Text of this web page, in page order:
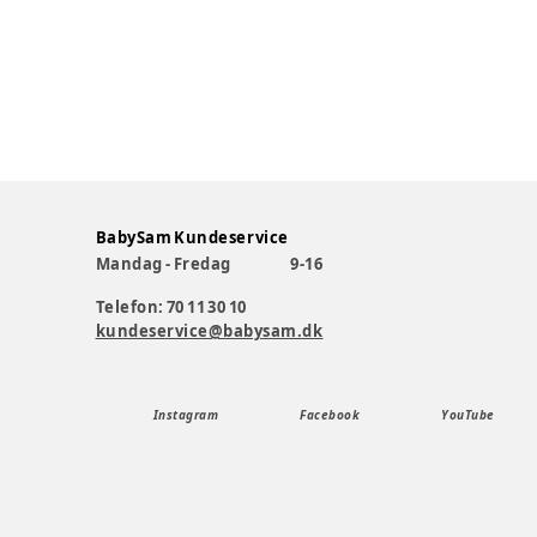
BabySam Kundeservice
Mandag - Fredag
9-16
Telefon: 70 11 30 10
kundeservice@babysam.dk
Instagram Facebook YouTube